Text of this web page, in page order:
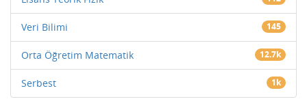
Veri Bilimi 145
Orta Öğretim Matematik 12.7k
Serbest 1k